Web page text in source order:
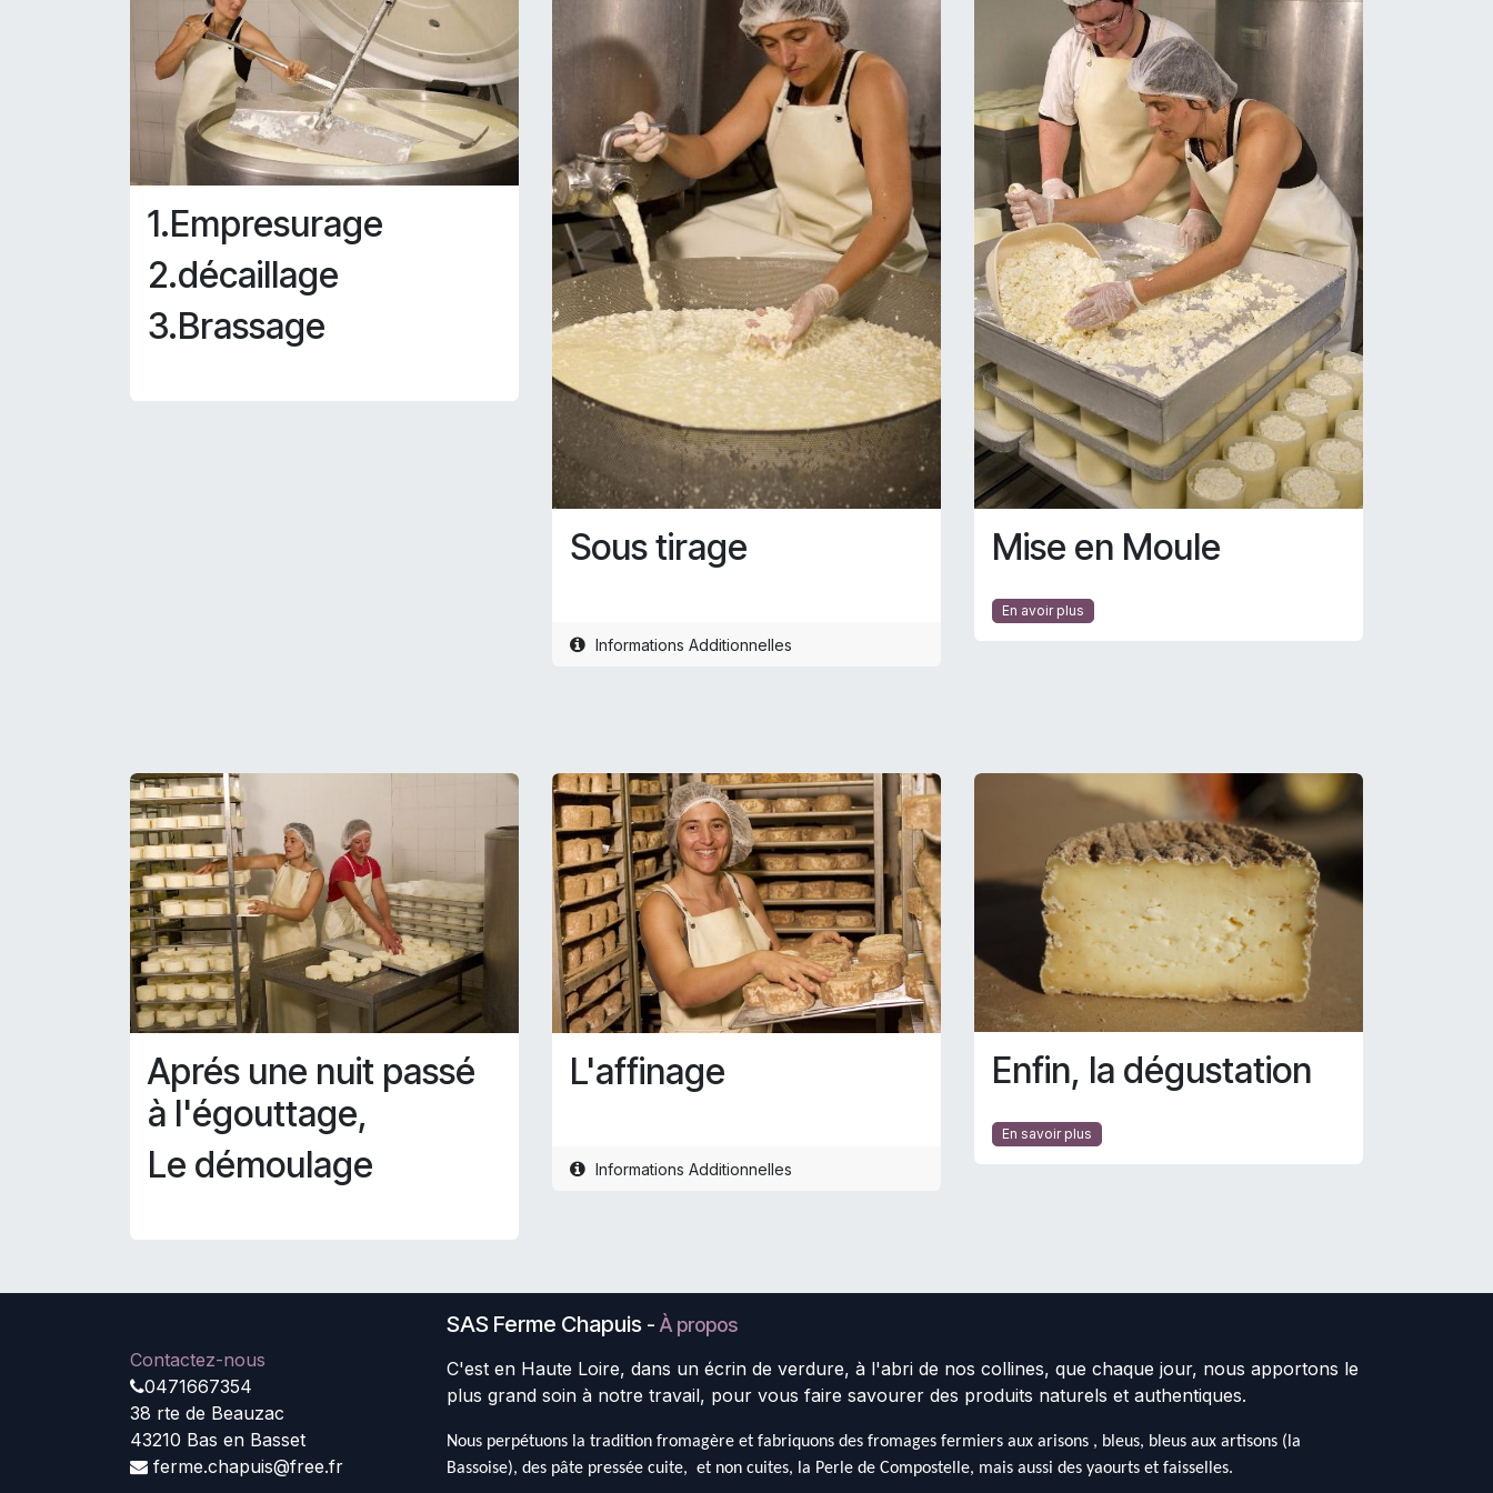
1.Empresurage
2.décaillage
3.Brassage
Sous tirage
Informations Additionnelles
Mise en Moule
En avoir plus
Aprés une nuit passé
à l'égouttage,
Le démoulage
L'affinage
Informations Additionnelles
Enfin, la dégustation
En savoir plus
Contactez-nous
0471667354
38 rte de Beauzac
43210 Bas en Basset
ferme.chapuis@free.fr
SAS Ferme Chapuis - À propos
C'est en Haute Loire, dans un écrin de verdure, à l'abri de nos collines, que chaque jour, nous apportons le
plus grand soin à notre travail, pour vous faire savourer des produits naturels et authentiques.
Nous perpétuons la tradition fromagère et fabriquons des fromages fermiers aux arisons , bleus, bleus aux artisons (la
Bassoise), des pâte pressée cuite, et non cuites, la Perle de Compostelle, mais aussi des yaourts et faisselles.